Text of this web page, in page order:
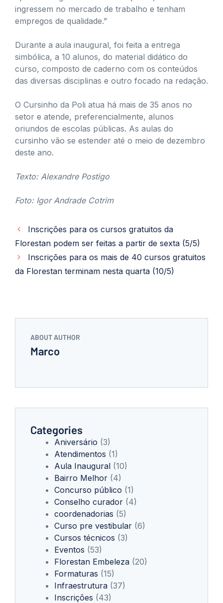
ingressem no mercado de trabalho e tenham
empregos de qualidade.”
Durante a aula inaugural, foi feita a entrega
simbólica, a 10 alunos, do material didático do
curso, composto de caderno com os conteúdos
das diversas disciplinas e outro focado na redação.
O Cursinho da Poli atua há mais de 35 anos no
setor e atende, preferencialmente, alunos
oriundos de escolas públicas. As aulas do
cursinho vão se estender até o meio de dezembro
deste ano.
Texto: Alexandre Postigo
Foto: Igor Andrade Cotrim
Inscrições para os cursos gratuitos da
Florestan podem ser feitas a partir de sexta (5/5)
Inscrições para os mais de 40 cursos gratuitos
da Florestan terminam nesta quarta (10/5)
ABOUT AUTHOR
Marco
Categories
Aniversário (3)
Atendimentos (1)
Aula Inaugural (10)
Bairro Melhor (4)
Concurso público (1)
Conselho curador (4)
coordenadorias (5)
Curso pre vestibular (6)
Cursos técnicos (3)
Eventos (53)
Florestan Embeleza (20)
Formaturas (15)
Infraestrutura (37)
Inscrições (43)